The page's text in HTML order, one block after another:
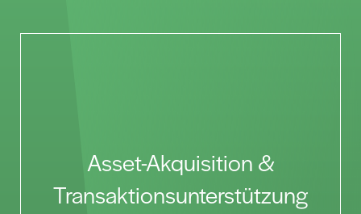
Asset-Akquisition &
Transaktionsunterstützung